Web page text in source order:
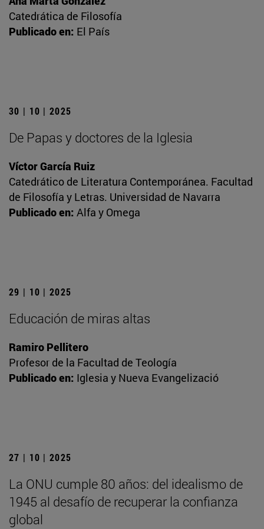
Catedrática de Filosofía
Publicado en: El País
30 | 10 | 2025
De Papas y doctores de la Iglesia
Víctor García Ruiz
Catedrático de Literatura Contemporánea. Facultad
de Filosofía y Letras. Universidad de Navarra
Publicado en: Alfa y Omega
29 | 10 | 2025
Educación de miras altas
Ramiro Pellitero
Profesor de la Facultad de Teología
Publicado en: Iglesia y Nueva Evangelizació
27 | 10 | 2025
La ONU cumple 80 años: del idealismo de
1945 al desafío de recuperar la confianza
global